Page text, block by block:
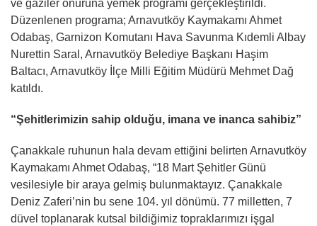
ve gaziler onuruna yemek programı gerçekleştirildi.
Düzenlenen programa; Arnavutköy Kaymakamı Ahmet
Odabaş, Garnizon Komutanı Hava Savunma Kıdemli Albay
Nurettin Saral, Arnavutköy Belediye Başkanı Haşim
Baltacı, Arnavutköy İlçe Milli Eğitim Müdürü Mehmet Dağ
katıldı.
“Şehitlerimizin sahip olduğu, imana ve inanca sahibiz”
Çanakkale ruhunun hala devam ettiğini belirten Arnavutköy
Kaymakamı Ahmet Odabaş, “18 Mart Şehitler Günü
vesilesiyle bir araya gelmiş bulunmaktayız. Çanakkale
Deniz Zaferi’nin bu sene 104. yıl dönümü. 77 milletten, 7
düvel toplanarak kutsal bildiğimiz topraklarımızı işgal